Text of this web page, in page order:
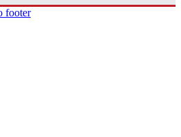
footer